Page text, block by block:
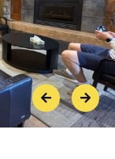
PreviousNext